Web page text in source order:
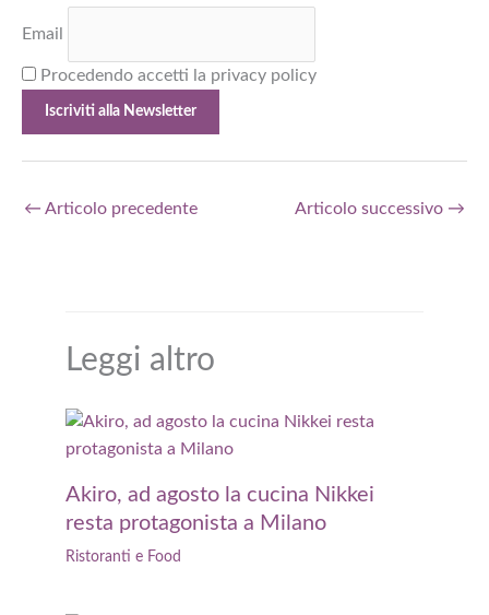
Email
Procedendo accetti la privacy policy
← Articolo precedente Articolo successivo →
Leggi altro
Akiro, ad agosto la cucina Nikkei
resta protagonista a Milano
Ristoranti e Food